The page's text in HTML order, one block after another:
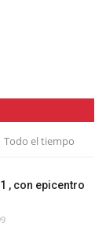
Todo el tiempo
, con epicentro